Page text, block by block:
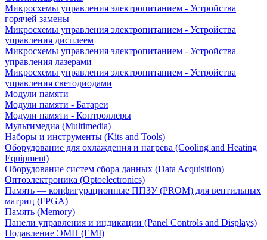
Микросхемы управления электропитанием - Устройства
горячей замены
Микросхемы управления электропитанием - Устройства
управления дисплеем
Микросхемы управления электропитанием - Устройства
управления лазерами
Микросхемы управления электропитанием - Устройства
управления светодиодами
Модули памяти
Модули памяти - Батареи
Модули памяти - Контроллеры
Мультимедиа (Multimedia)
Наборы и инструменты (Kits and Tools)
Оборудование для охлаждения и нагрева (Cooling and Heating
Equipment)
Оборудование систем сбора данных (Data Acquisition)
Оптоэлектроника (Optoelectronics)
Память — конфигурационные ППЗУ (PROM) для вентильных
матриц (FPGA)
Память (Memory)
Панели управления и индикации (Panel Controls and Displays)
Подавление ЭМП (EMI)